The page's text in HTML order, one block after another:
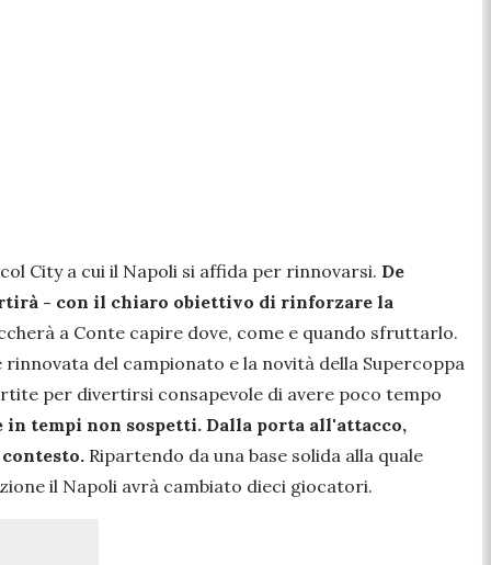
City a cui il Napoli si affida per rinnovarsi. De
- con il chiaro obiettivo di rinforzare la
a Conte capire dove, come e quando sfruttarlo.
del campionato e la novità della Supercoppa
per divertirsi consapevole di avere poco tempo
in tempi non sospetti. Dalla porta all'attacco,
Ripartendo da una base solida alla quale
il Napoli avrà cambiato dieci giocatori.